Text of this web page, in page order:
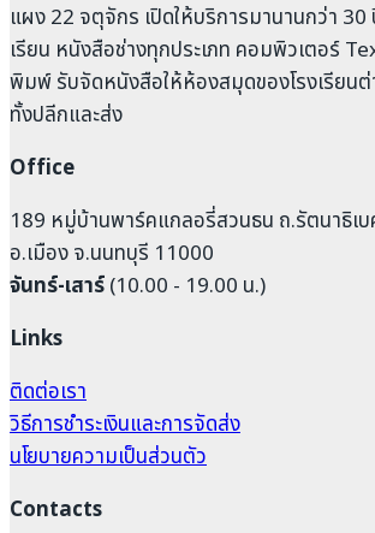
แผง 22 จตุจักร เปิดให้บริการมานานกว่า
เรียน หนังสือช่างทุกประเภท คอมพิวเตอร์
พิมพ์ รับจัดหนังสือให้ห้องสมุดของโรงเรียนต่
ทั้งปลีกและส่ง
Office
189 หมู่บ้านพาร์คแกลอรี่สวนธน ถ.รัตนาธิเบ
อ.เมือง จ.นนทบุรี 11000
จันทร์-เสาร์(10.00 - 19.00 น.)
Links
ติดต่อเรา
วิธีการชำระเงินและการจัดส่ง
นโยบายความเป็นส่วนตัว
Contacts